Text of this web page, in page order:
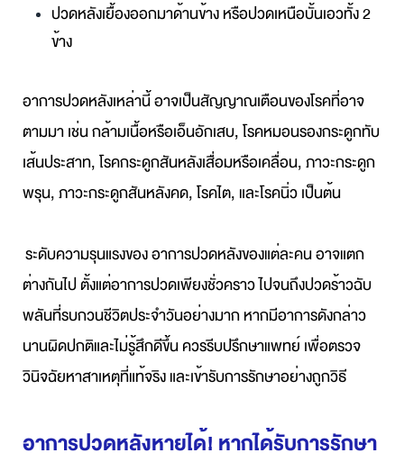
ปวดหลังเยื้องออกมาด้านข้าง หรือปวดเหนือบั้นเอวทั้ง 2
ข้าง
อาการปวดหลังเหล่านี้ อาจเป็นสัญญาณเตือนของโรคที่อาจ
ตามมา เช่น กล้ามเนื้อหรือเอ็นอักเสบ, โรคหมอนรองกระดูกทับ
เส้นประสาท, โรคกระดูกสันหลังเสื่อมหรือเคลื่อน, ภาวะกระดูก
พรุน, ภาวะกระดูกสันหลังคด, โรคไต, และโรคนิ่ว เป็นต้น
ระดับความรุนแรงของ อาการปวดหลังของแต่ละคนอาจแตก
ต่างกันไป ตั้งแต่อาการปวดเพียงชั่วคราว ไปจนถึงปวดร้าวฉับ
พลันที่รบกวนชีวิตประจำวันอย่างมาก หากมีอาการดังกล่าว
นานผิดปกติและไม่รู้สึกดีขึ้น ควรรีบปรึกษาแพทย์ เพื่อตรวจ
วินิจฉัยหาสาเหตุที่แท้จริง และเข้ารับการรักษาอย่างถูกวิธี
อาการปวดหลังหายได้! หากได้รับการรักษา